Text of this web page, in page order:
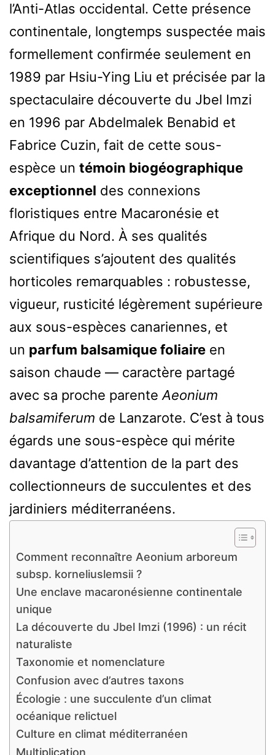
l’Anti-Atlas occidental. Cette présence
continentale, longtemps suspectée mais
formellement confirmée seulement en
1989 par Hsiu-Ying Liu et précisée par la
spectaculaire découverte du Jbel Imzi
en 1996 par Abdelmalek Benabid et
Fabrice Cuzin, fait de cette sous-
espèce un témoin biogéographique
exceptionnel des connexions
floristiques entre Macaronésie et
Afrique du Nord. À ses qualités
scientifiques s’ajoutent des qualités
horticoles remarquables : robustesse,
vigueur, rusticité légèrement supérieure
aux sous-espèces canariennes, et
un parfum balsamique foliaire en
saison chaude — caractère partagé
avec sa proche parenteAeonium
balsamiferum de Lanzarote. C’est à tous
égards une sous-espèce qui mérite
davantage d’attention de la part des
collectionneurs de succulentes et des
jardiniers méditerranéens.
Comment reconnaître Aeonium arboreum
subsp. korneliuslemsii ?
Une enclave macaronésienne continentale
unique
La découverte du Jbel Imzi (1996) : un récit
naturaliste
Taxonomie et nomenclature
Confusion avec d’autres taxons
Écologie : une succulente d’un climat
océanique relictuel
Culture en climat méditerranéen
Multiplication